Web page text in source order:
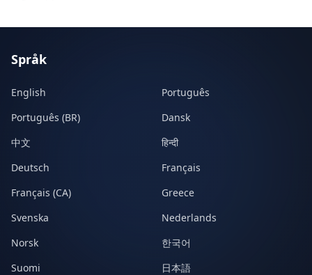
Språk
English
Português
Português (BR)
Dansk
中文
हिन्दी
Deutsch
Français
Français (CA)
Greece
Svenska
Nederlands
Norsk
한국어
Suomi
日本語